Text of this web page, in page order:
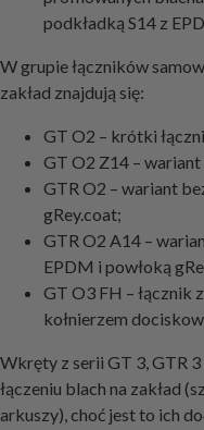
podkładką S14 z
W grupie łączników
zakład znajdują się:
GT O2 – krótki
GT O2 Z14 –
GTR O2 – wariant
gRey.coat;
GTR O2 A14 –
EPDM i powłoką
GT O3 FH – łącznik
kołnierzem
Wkręty z serii GT 3, GTR
łączeniu blach na zakład
arkuszy), choć jest to ich